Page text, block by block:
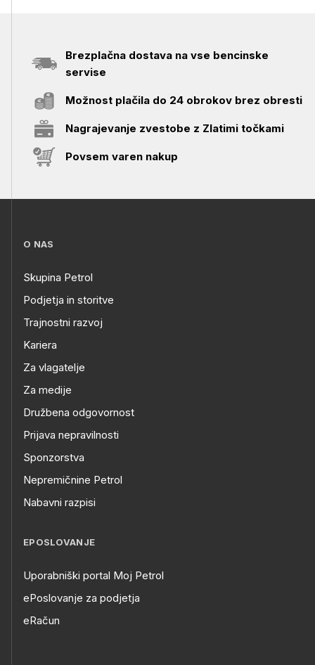
Brezplačna dostava na vse bencinske
servise
Možnost plačila do 24 obrokov brez obresti
Nagrajevanje zvestobe z Zlatimi točkami
Povsem varen nakup
O NAS
Skupina Petrol
Podjetja in storitve
Trajnostni razvoj
Kariera
Za vlagatelje
Za medije
Družbena odgovornost
Prijava nepravilnosti
Sponzorstva
Nepremičnine Petrol
Nabavni razpisi
EPOSLOVANJE
Uporabniški portal Moj Petrol
ePoslovanje za podjetja
eRačun